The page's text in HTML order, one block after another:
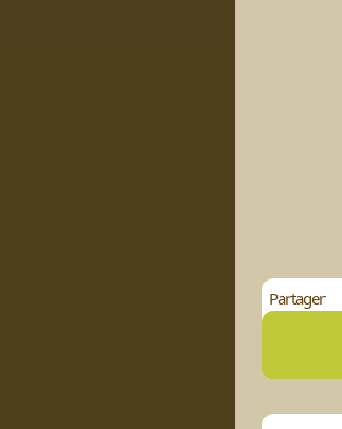
Partager